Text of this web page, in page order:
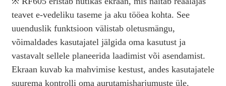
teavet e-vedeliku taseme ja aku tööea kohta. See
uuenduslik funktsioon välistab oletusmängu,
võimaldades kasutajatel jälgida oma kasutust ja
vastavalt sellele planeerida laadimist või asendamist.
Ekraan kuvab ka mahvimise kestust, andes kasutajatele
suurema kontrolli oma aurutamisharjumuste üle.